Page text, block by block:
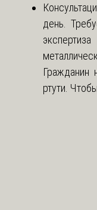
день.
экспертиза
Гражданин
ртути.